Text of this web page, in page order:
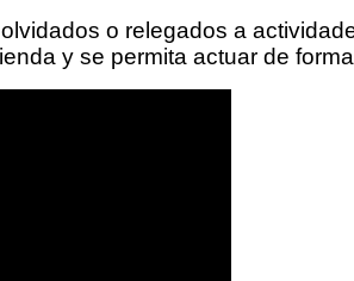
o relegados a
y se permita actuar de